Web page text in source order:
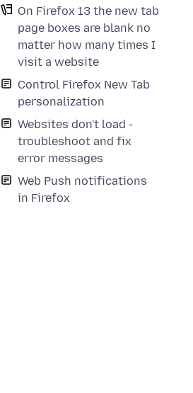
On Firefox 13 the new tab
page boxes are blank no
matter how many times I
visit a website
Control Firefox New Tab
personalization
Websites don't load -
troubleshoot and fix
error messages
Web Push notifications
in Firefox